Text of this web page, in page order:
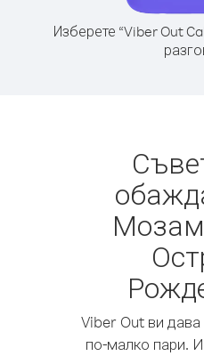
Изберете “Viber Out
Viber Out ви
по-малко пари.